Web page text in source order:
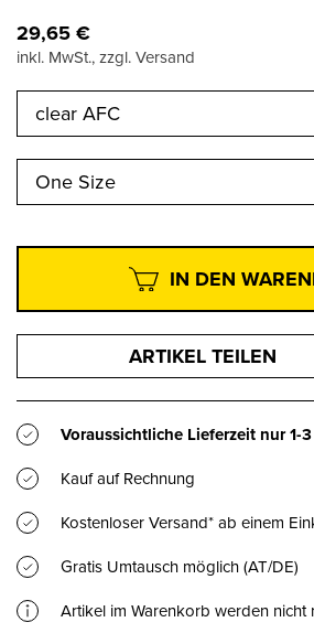
29,65€
inkl. MwSt., zzgl. Versand
clear AFC
One Size
IN DEN
ARTIKEL TEILEN
Voraussichtliche Lieferzeit nur1-
Kauf auf Rechnung
Kostenloser Versand* ab einem
Gratis Umtausch möglich (AT/DE)
Artikel im Warenkorb werden nicht